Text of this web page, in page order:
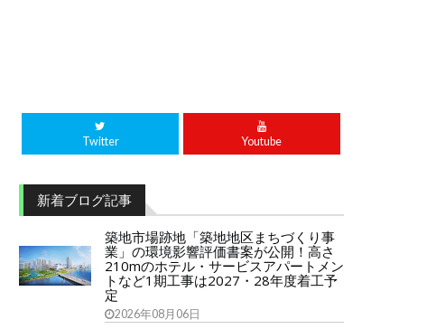
Twitter Youtube
新着ブログ記事
築地市場跡地「築地地区まちづくり事
業」の環境影響評価書案が公開！高さ
210mのホテル・サービスアパートメン
トなど1期工事は2027・28年度着工予
定
2026年08月06日